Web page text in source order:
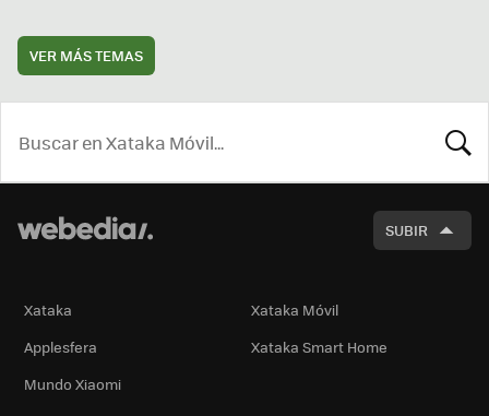
VER MÁS TEMAS
SUBIR
Xataka
Xataka Móvil
Applesfera
Xataka Smart Home
Mundo Xiaomi